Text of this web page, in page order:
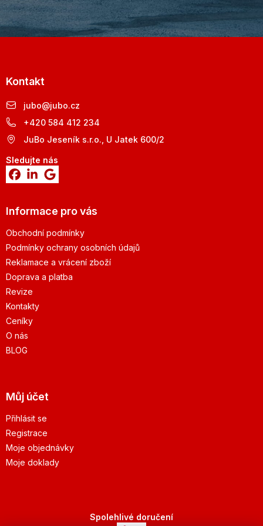
Kontakt
jubo@jubo.cz
+420 584 412 234
JuBo Jeseník s.r.o., U Jatek 600/2
Sledujte nás
Informace pro vás
Obchodní podmínky
Podmínky ochrany osobních údajů
Reklamace a vrácení zboží
Doprava a platba
Revize
Kontakty
Ceníky
O nás
BLOG
Můj účet
Přihlásit se
Registrace
Moje objednávky
Moje doklady
Spolehlivé doručení